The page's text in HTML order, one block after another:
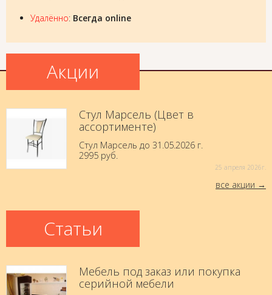
Удалённо: Всегда online
Акции
Стул Марсель (Цвет в
ассортименте)
Стул Марсель до 31.05.2026 г.
2995 руб.
25 aпреля 2026г.
все акции
Статьи
Мебель под заказ или покупка
серийной мебели